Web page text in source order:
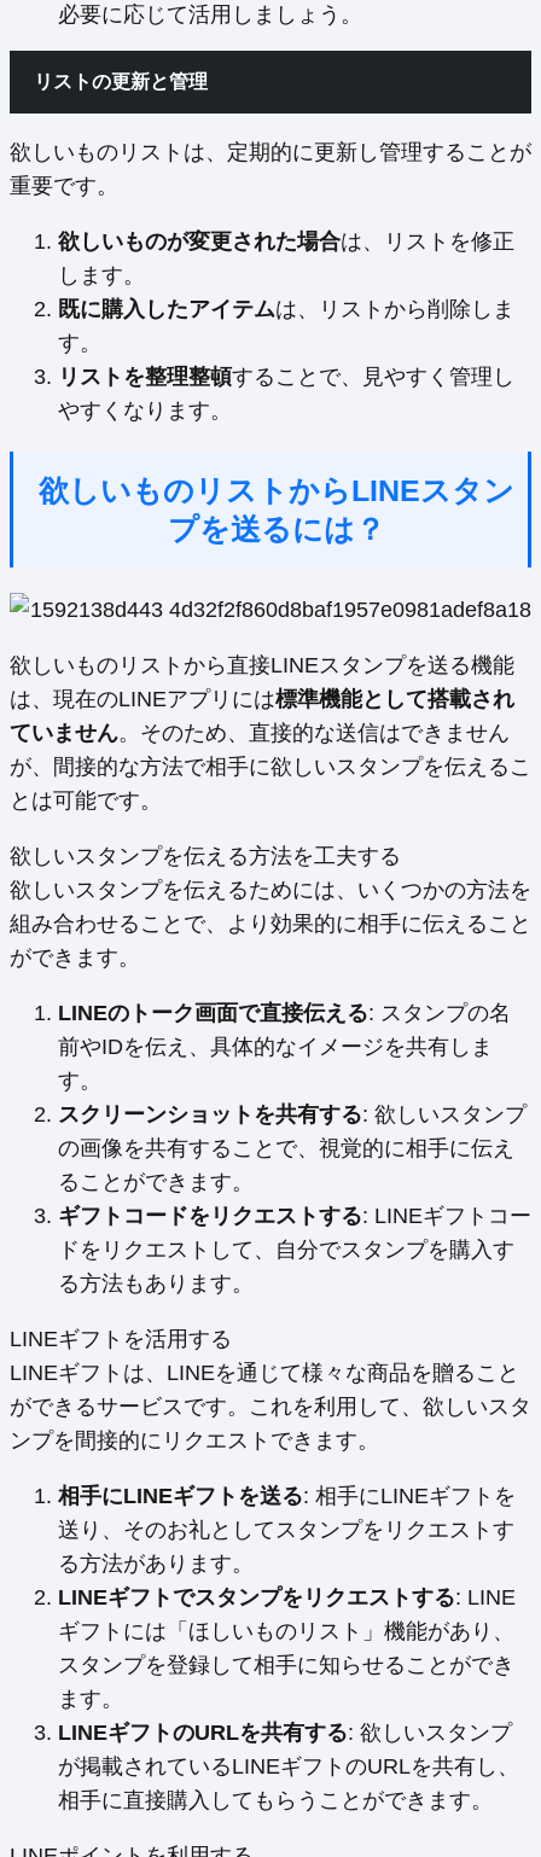
必要に応じて活用しましょう。
リストの更新と管理
欲しいものリストは、定期的に更新し管理することが
重要です。
欲しいものが変更された場合は、リストを修正
します。
既に購入したアイテムは、リストから削除しま
す。
リストを整理整頓することで、見やすく管理し
やすくなります。
欲しいものリストからLINEスタン
プを送るには？
欲しいものリストから直接LINEスタンプを送る機能
は、現在のLINEアプリには標準機能として搭載され
ていません。そのため、直接的な送信はできません
が、間接的な方法で相手に欲しいスタンプを伝えるこ
とは可能です。
欲しいスタンプを伝える方法を工夫する
欲しいスタンプを伝えるためには、いくつかの方法を
組み合わせることで、より効果的に相手に伝えること
ができます。
LINEのトーク画面で直接伝える: スタンプの名
前やIDを伝え、具体的なイメージを共有しま
す。
スクリーンショットを共有する: 欲しいスタンプ
の画像を共有することで、視覚的に相手に伝え
ることができます。
ギフトコードをリクエストする: LINEギフトコー
ドをリクエストして、自分でスタンプを購入す
る方法もあります。
LINEギフトを活用する
LINEギフトは、LINEを通じて様々な商品を贈ること
ができるサービスです。これを利用して、欲しいスタ
ンプを間接的にリクエストできます。
相手にLINEギフトを送る: 相手にLINEギフトを
送り、そのお礼としてスタンプをリクエストす
る方法があります。
LINEギフトでスタンプをリクエストする: LINE
ギフトには「ほしいものリスト」機能があり、
スタンプを登録して相手に知らせることができ
ます。
LINEギフトのURLを共有する: 欲しいスタンプ
が掲載されているLINEギフトのURLを共有し、
相手に直接購入してもらうことができます。